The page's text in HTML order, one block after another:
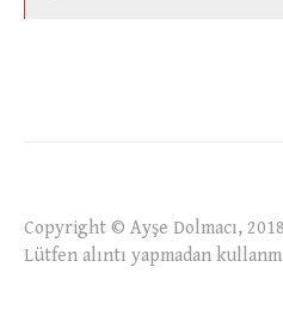
Copyright © Ayşe Dolmacı,
Lütfen alıntı yapmadan